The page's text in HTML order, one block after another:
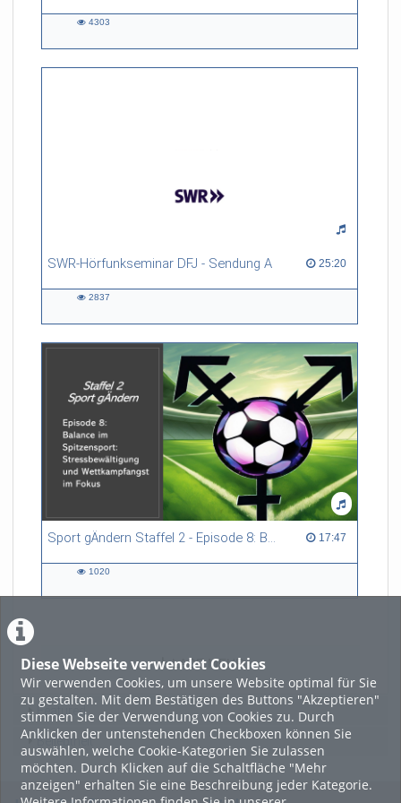
Diese Webseite verwendet Cookies
Wir verwenden Cookies, um unsere Website optimal für Sie
zu gestalten. Mit dem Bestätigen des Buttons "Akzeptieren"
stimmen Sie der Verwendung von Cookies zu. Durch
Anklicken der untenstehenden Checkboxen können Sie
auswählen, welche Cookie-Kategorien Sie zulassen
möchten. Durch Klicken auf die Schaltfläche "Mehr
anzeigen" erhalten Sie eine Beschreibung jeder Kategorie.
4303
SWR-Hörfunkseminar DFJ - Sendung A 25:20
25:20 duration
2837
Sport gÄndern Staffel 2 - Episode 8: Balance im Spitzensport: Stressbewältigung und Wettkampfangst im Fokus 17:47
17:47 duration
1020
LADE MEHR
Featured
Beliebtheit